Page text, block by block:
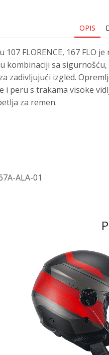
OPIS
FLORENCE, 167 FLO
kombinaciji sa
zadivljujući izgled.
i peru s trakama visoke
za remen.
ALA-01